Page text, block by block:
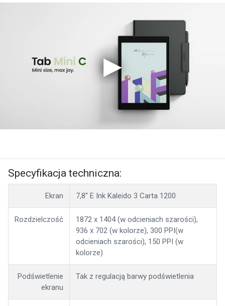
Specyfikacja techniczna:
Ekran 7,8'' E Ink Kaleido 3 Carta 1200
Rozdzielczość
1872 x 1404 (w odcieniach szarości),
936 x 702 (w kolorze), 300 PPI(w
odcieniach szarości), 150 PPI (w
kolorze)
Podświetlenie
ekranu
Tak z regulacją barwy podświetlenia